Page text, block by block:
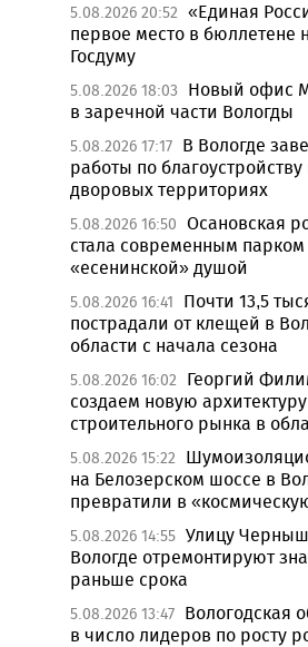
5.08.2026 20:52 «Единая
первое место в бюллетене
Госдуму
5.08.2026 18:03
Новый офис
в заречной части Вологды
5.08.2026 17:17 В Вологде
работы по благоустройству
дворовых территориях
5.08.2026 16:50 Осановская
стала современным парком
«есенинской» душой
5.08.2026 16:41
Почти 13,5
пострадали от клещей в
области с начала сезона
5.08.2026 16:02
Георгий
создаем новую архитектуру
строительного рынка в
5.08.2026 15:22
на Белозерском шоссе в
превратили в
5.08.2026 14:55 Улицу
Вологде отремонтируют
раньше срока
5.08.2026 13:47 Вологодская
в число лидеров по росту